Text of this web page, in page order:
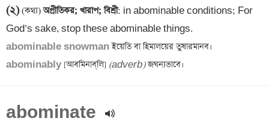
(২) (কথ্য) অপ্রীতিকর; খারাপ; বিশ্রী: in abominable conditions; For
abominable snowman
abominably
[আবমিনাব্‌‌লি] (adverb)
abominate